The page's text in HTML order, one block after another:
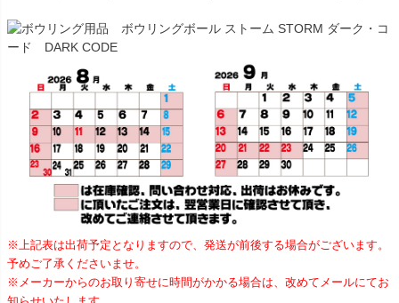
※上記表は出荷予定となりますので、発送が前後する場合がございます。
予めご了承くださいませ。
※メーカーからのお取り寄せに時間がかかる場合は、改めてメールにてお